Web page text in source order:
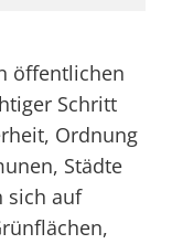
öffentlichen
Schritt
Ordnung
Städte
sich auf